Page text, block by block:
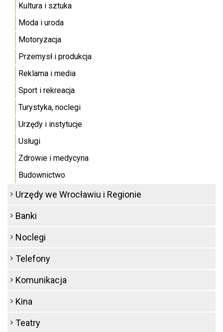
Kultura i sztuka
Moda i uroda
Motoryzacja
Przemysł i produkcja
Reklama i media
Sport i rekreacja
Turystyka, noclegi
Urzędy i instytucje
Usługi
Zdrowie i medycyna
Budownictwo
Urzędy we Wrocławiu i Regionie
Banki
Noclegi
Telefony
Komunikacja
Kina
Teatry